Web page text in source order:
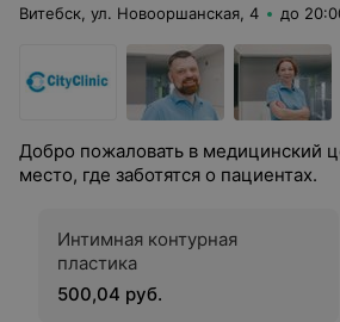
Витебск, ул. Новооршанская, 4 до
Добро пожаловать в медицинский
место, где заботятся о пациентах.
Интимная контурная
пластика
500,04 руб.